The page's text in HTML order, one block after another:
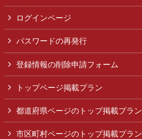
ログインページ
パスワードの再発行
登録情報の削除申請フォーム
トップページ掲載プラン
都道府県ページのトップ掲載プラン
市区町村ページのトップ掲載プラン